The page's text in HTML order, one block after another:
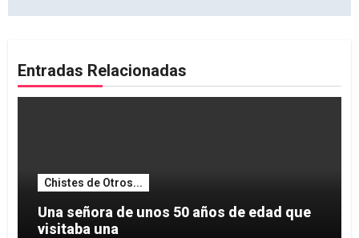
Entradas Relacionadas
Chistes de Otros...
Una señora de unos 50 años de edad que
visitaba una